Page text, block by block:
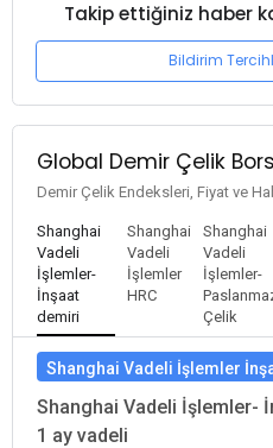
Takip ettiğiniz haber
Bildirim
Global Demir Çelik
Demir Çelik Endeksleri, Fiyat ve
Shanghai
Vadeli
İşlemler-
İnşaat
demiri
Shanghai
Vadeli
İşlemler
HRC
Shanghai
Vadeli
İşlemler-
Çelik
Shanghai Vadeli İşlemler
Shanghai Vadeli İşlemler-
1 ay vadeli